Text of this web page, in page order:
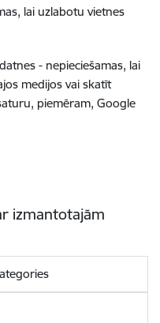
lai uzlabotu vietnes
- nepieciešamas, lai
medijos vai skatīt
piemēram, Google
izmantotajām